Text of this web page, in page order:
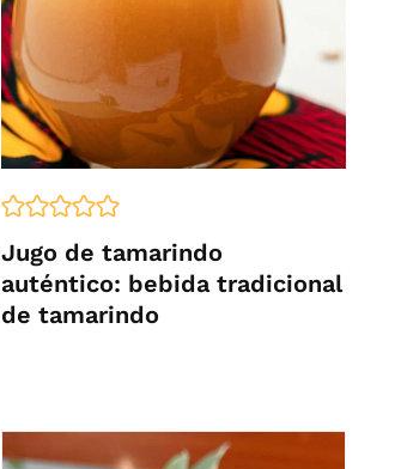
Jugo de tamarindo
auténtico: bebida tradicional
de tamarindo